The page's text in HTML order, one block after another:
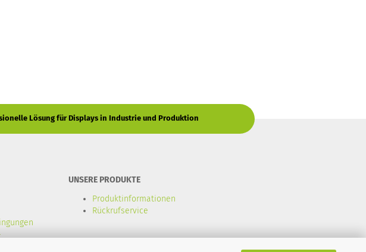
Lösung für Displays in Industrie und Produktion
UNSERE PRODUKTE
Produktinformationen
Rückrufservice